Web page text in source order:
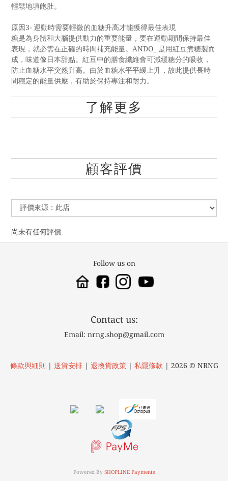
輕鬆地填飽肚。
原因3- 運動時需要輕微的血糖升高才能獲得最佳表現
糖是為身體和大腦提供動力的重要能量，要在運動期間保持最佳
表現，就必需在正確的時間補充能量。ANDO_ 是用紅豆煮糖製而
成，味道像日本甜點。紅豆中的膳食纖維會可減緩糖分的吸收，
防止血糖水平突然升高。由於血糖水平平緩上升，故此提供長時
間穩定的能量供應，有助於保持專注和耐力。
了解更多
顧客評價
尚未有任何評價
Follow us on
Contact us:
Email: nrng.shop@gmail.com
條款與細則 | 送貨安排| 退換貨政策| 私隱條款 | 2026 © NRNG
Powered By SHOPLINE Payments